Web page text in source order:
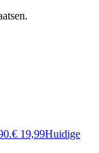
€ 19,99Huidige